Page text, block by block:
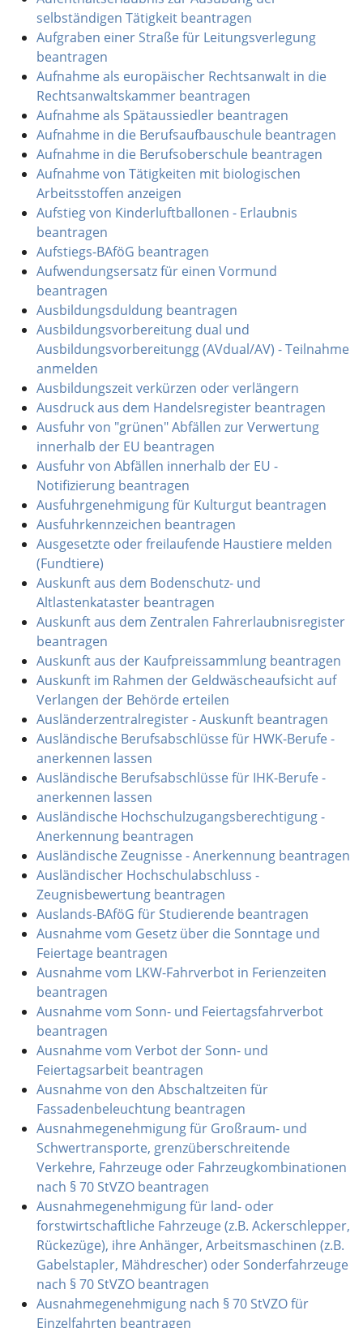
selbständigen Tätigkeit beantragen
Aufgraben einer Straße für Leitungsverlegung
beantragen
Aufnahme als europäischer Rechtsanwalt in die
Rechtsanwaltskammer beantragen
Aufnahme als Spätaussiedler beantragen
Aufnahme in die Berufsaufbauschule beantragen
Aufnahme in die Berufsoberschule beantragen
Aufnahme von Tätigkeiten mit biologischen
Arbeitsstoffen anzeigen
Aufstieg von Kinderluftballonen - Erlaubnis
beantragen
Aufstiegs-BAföG beantragen
Aufwendungsersatz für einen Vormund
beantragen
Ausbildungsduldung beantragen
Ausbildungsvorbereitung dual und
Ausbildungsvorbereitungg (AVdual/AV) - Teilnahme
anmelden
Ausbildungszeit verkürzen oder verlängern
Ausdruck aus dem Handelsregister beantragen
Ausfuhr von "grünen" Abfällen zur Verwertung
innerhalb der EU beantragen
Ausfuhr von Abfällen innerhalb der EU -
Notifizierung beantragen
Ausfuhrgenehmigung für Kulturgut beantragen
Ausfuhrkennzeichen beantragen
Ausgesetzte oder freilaufende Haustiere melden
(Fundtiere)
Auskunft aus dem Bodenschutz- und
Altlastenkataster beantragen
Auskunft aus dem Zentralen Fahrerlaubnisregister
beantragen
Auskunft aus der Kaufpreissammlung beantragen
Auskunft im Rahmen der Geldwäscheaufsicht auf
Verlangen der Behörde erteilen
Ausländerzentralregister - Auskunft beantragen
Ausländische Berufsabschlüsse für HWK-Berufe -
anerkennen lassen
Ausländische Berufsabschlüsse für IHK-Berufe -
anerkennen lassen
Ausländische Hochschulzugangsberechtigung -
Anerkennung beantragen
Ausländische Zeugnisse - Anerkennung beantragen
Ausländischer Hochschulabschluss -
Zeugnisbewertung beantragen
Auslands-BAföG für Studierende beantragen
Ausnahme vom Gesetz über die Sonntage und
Feiertage beantragen
Ausnahme vom LKW-Fahrverbot in Ferienzeiten
beantragen
Ausnahme vom Sonn- und Feiertagsfahrverbot
beantragen
Ausnahme vom Verbot der Sonn- und
Feiertagsarbeit beantragen
Ausnahme von den Abschaltzeiten für
Fassadenbeleuchtung beantragen
Ausnahmegenehmigung für Großraum- und
Schwertransporte, grenzüberschreitende
Verkehre, Fahrzeuge oder Fahrzeugkombinationen
nach § 70 StVZO beantragen
Ausnahmegenehmigung für land- oder
forstwirtschaftliche Fahrzeuge (z.B. Ackerschlepper,
Rückezüge), ihre Anhänger, Arbeitsmaschinen (z.B.
Gabelstapler, Mähdrescher) oder Sonderfahrzeuge
nach § 70 StVZO beantragen
Ausnahmegenehmigung nach § 70 StVZO für
Einzelfahrten beantragen